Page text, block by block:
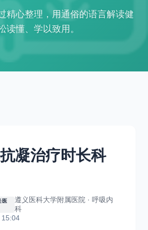
精心整理，用通俗的语言解读健
读懂、学以致用。
凝治疗时长科
医
遵义医科大学附属医院 · 呼吸内
科
15:04